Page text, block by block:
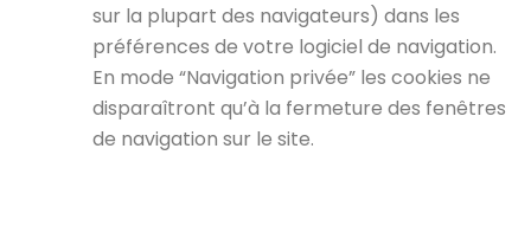
sur la plupart des navigateurs) dans les
préférences de votre logiciel de navigation.
En mode “Navigation privée” les cookies ne
disparaîtront qu’à la fermeture des fenêtres
de navigation sur le site.